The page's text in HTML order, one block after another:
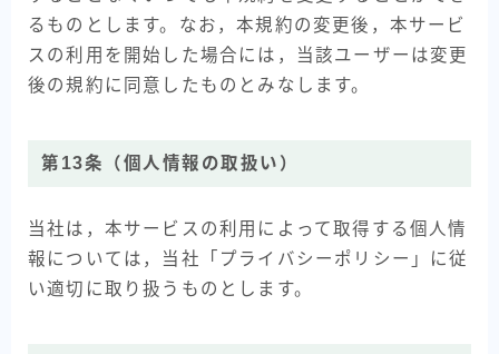
るものとします。なお，本規約の変更後，本サービ
スの利用を開始した場合には，当該ユーザーは変更
後の規約に同意したものとみなします。
第13条（個人情報の取扱い）
当社は，本サービスの利用によって取得する個人情
報については，当社「プライバシーポリシー」に従
い適切に取り扱うものとします。